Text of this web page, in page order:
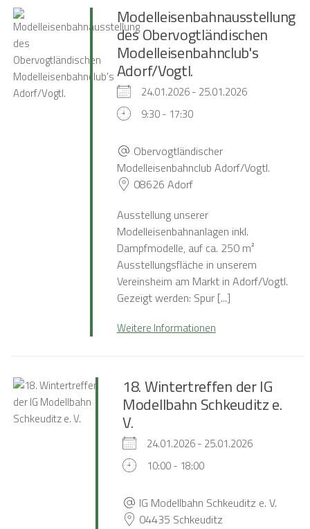
Modelleisenbahnausstellung
des Obervogtländischen
Modelleisenbahnclub's
Adorf/Vogtl.
24.01.2026 - 25.01.2026
9:30 - 17:30
Obervogtländischer
Modelleisenbahnclub Adorf/Vogtl.
08626 Adorf
Ausstellung unserer
Modelleisenbahnanlagen inkl.
Dampfmodelle, auf ca. 250 m²
Ausstellungsfläche in unserem
Vereinsheim am Markt in Adorf/Vogtl.
Gezeigt werden: Spur [...]
Weitere Informationen
18. Wintertreffen der IG
Modellbahn Schkeuditz e.
V.
24.01.2026 - 25.01.2026
10:00 - 18:00
IG Modellbahn Schkeuditz e. V.
04435 Schkeuditz